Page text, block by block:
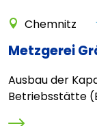
Chemnitz
Metzgerei
Ausbau der
Betriebsstätte